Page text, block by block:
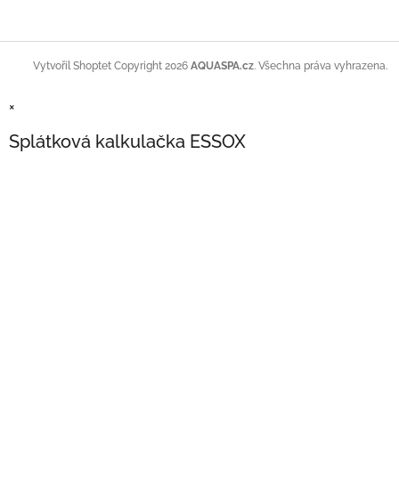
Vytvořil Shoptet Copyright 2026 AQUASPA.cz. Všechna práva vyhrazena.
×
Splátková kalkulačka ESSOX